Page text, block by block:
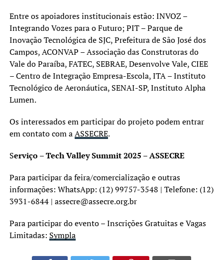
Entre os apoiadores institucionais estão: INVOZ –
Integrando Vozes para o Futuro; PIT – Parque de
Inovação Tecnológica de SJC, Prefeitura de São José dos
Campos, ACONVAP – Associação das Construtoras do
Vale do Paraíba, FATEC, SEBRAE, Desenvolve Vale, CIEE
– Centro de Integração Empresa-Escola, ITA – Instituto
Tecnológico de Aeronáutica, SENAI-SP, Instituto Alpha
Lumen.
Os interessados em participar do projeto podem entrar
em contato com aASSECRE.
Serviço – Tech Valley Summit 2025 – ASSECRE
Para participar da feira/comercialização e outras
informações: WhatsApp: (12) 99757-3548 | Telefone: (12)
3931-6844 | assecre@assecre.org.br
Para participar do evento – Inscrições Gratuitas e Vagas
Limitadas: Sympla